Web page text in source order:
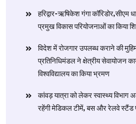
हरिद्वार-ऋषिकेश गंगा कॉरिडोर,सीएम
प्रमुख विकास परियोजनाओं का किया
विदेश में रोजगार उपलब्ध कराने की
प्रतिनिधिमंडल ने क्षेत्रीय सेवायोजन
विश्वविद्यालय का किया भ्रमण
​कांवड़ यात्रा को लेकर स्वास्थ्य विभाग
रहेंगी मेडिकल टीमें, बस और रेलवे स्टैंड